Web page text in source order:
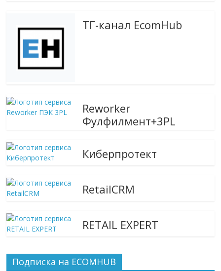
ТГ-канал EcomHub
Reworker
Фулфилмент+3PL
Киберпротект
RetailCRM
RETAIL EXPERT
Подписка на ECOMHUB